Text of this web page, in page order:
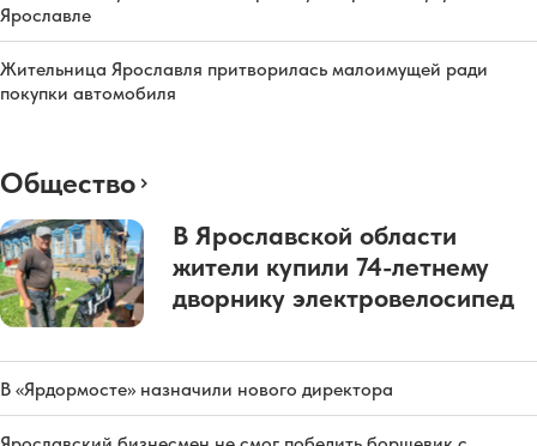
Ярославле
Жительница Ярославля притворилась малоимущей ради
покупки автомобиля
Общество
В Ярославской области
жители купили 74-летнему
дворнику электровелосипед
В «Ярдормосте» назначили нового директора